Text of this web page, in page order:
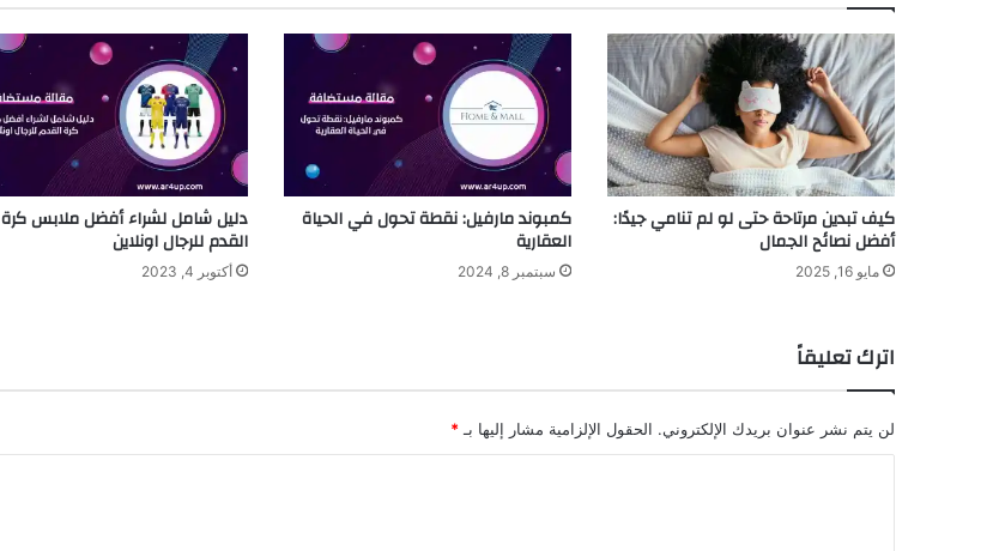
كيف تبدين مرتاحة حتى لو لم تنامي جيدًا:
أفضل نصائح الجمال
مايو 16, 2025
كمبوند مارفيل: نقطة تحول في الحياة
العقارية
سبتمبر 8, 2024
دليل شامل لشراء أفضل ملابس كرة
القدم للرجال اونلاين
أكتوبر 4, 2023
اترك تعليقاً
لن يتم نشر عنوان بريدك الإلكتروني. الحقول الإلزامية مشار إليها بـ *